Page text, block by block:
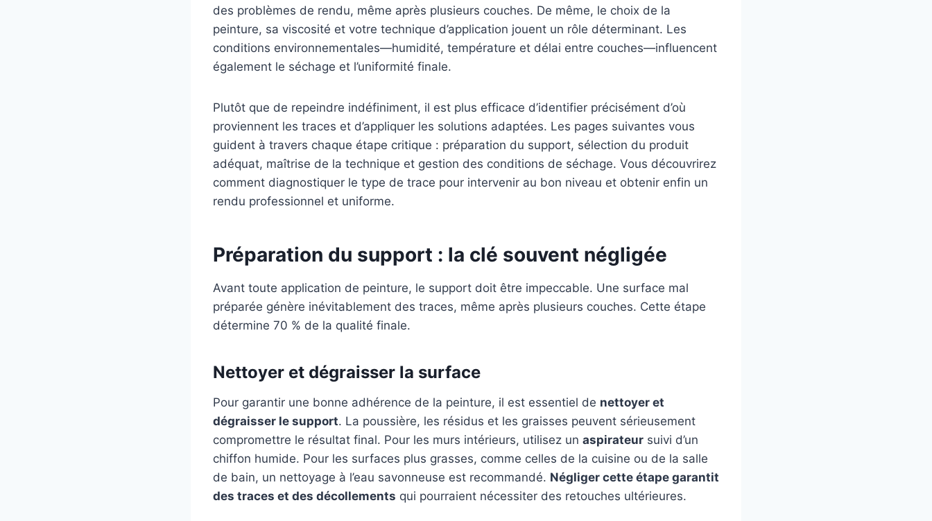
des problèmes de rendu, même après plusieurs couches. De même, le choix de la
peinture, sa viscosité et votre technique d’application jouent un rôle déterminant. Les
conditions environnementales—humidité, température et délai entre couches—influencent
également le séchage et l’uniformité finale.
Plutôt que de repeindre indéfiniment, il est plus efficace d’identifier précisément d’où
proviennent les traces et d’appliquer les solutions adaptées. Les pages suivantes vous
guident à travers chaque étape critique : préparation du support, sélection du produit
adéquat, maîtrise de la technique et gestion des conditions de séchage. Vous découvrirez
comment diagnostiquer le type de trace pour intervenir au bon niveau et obtenir enfin un
rendu professionnel et uniforme.
Préparation du support : la clé souvent négligée
Avant toute application de peinture, le support doit être impeccable. Une surface mal
préparée génère inévitablement des traces, même après plusieurs couches. Cette étape
détermine 70 % de la qualité finale.
Nettoyer et dégraisser la surface
Pour garantir une bonne adhérence de la peinture, il est essentiel de nettoyer et
dégraisser le support. La poussière, les résidus et les graisses peuvent sérieusement
compromettre le résultat final. Pour les murs intérieurs, utilisez un aspirateur suivi d’un
chiffon humide. Pour les surfaces plus grasses, comme celles de la cuisine ou de la salle
de bain, un nettoyage à l’eau savonneuse est recommandé. Négliger cette étape garantit
des traces et des décollements qui pourraient nécessiter des retouches ultérieures.